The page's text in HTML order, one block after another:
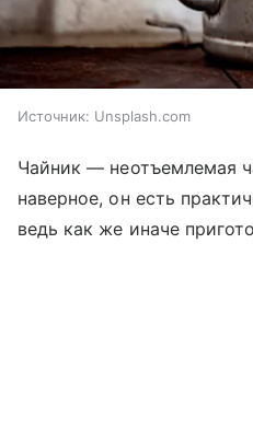
Источник: Unsplash.com
Чайник — неотъемлемая
наверное, он есть
ведь как же иначе